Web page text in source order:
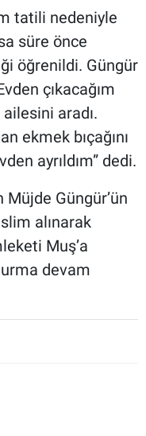
tatili nedeniyle
süre önce
öğrenildi. Güngür
çıkacağım
ailesini aradı.
ekmek bıçağını
ayrıldım” dedi.
Güngür’ün
alınarak
Muş’a
devam